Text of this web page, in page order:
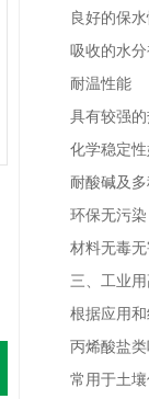
良好的保
吸收的水分
耐温性能
具有较强的
化学稳定
耐酸碱及多
环保无污染
材料无毒无
三、工业用
根据应用和
丙烯酸盐类
常用于土壤